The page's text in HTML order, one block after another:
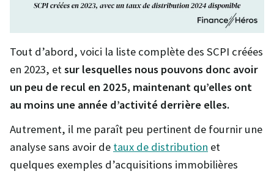
Tout d’abord, voici la liste complète des SCPI créées
en 2023, etsur lesquelles nous pouvons donc avoir
un peu de recul en 2025, maintenant qu’elles ont
au moins une année d’activité derrière elles.
Autrement, il me paraît peu pertinent de fournir une
analyse sans avoir de taux de distribution et
quelques exemples d’acquisitions immobilières